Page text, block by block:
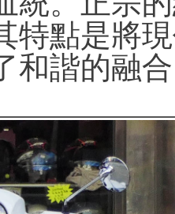
特點是將
和諧的融